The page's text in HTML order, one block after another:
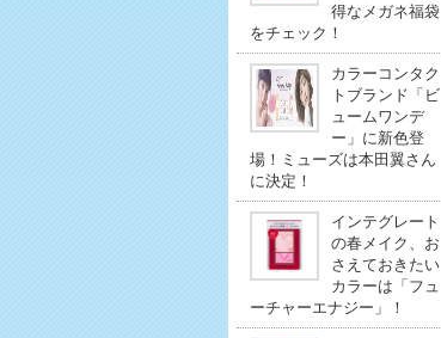
得なメガネ福袋
をチェック！
カラーコンタク
トブランド「ビ
ュームワンデ
ー」に新色登
場！ミューズは本田翼さん
に決定！
インテグレート
の春メイク、お
さえておきたい
カラーは「フュ
ーチャーエナジー」！